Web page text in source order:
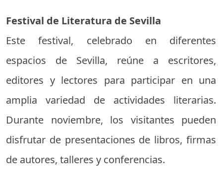
Festival de Literatura de Sevilla
Este festival, celebrado en diferentes
espacios de Sevilla, reúne a escritores,
editores y lectores para participar en una
amplia variedad de actividades literarias.
Durante noviembre, los visitantes pueden
disfrutar de presentaciones de libros, firmas
de autores, talleres y conferencias.